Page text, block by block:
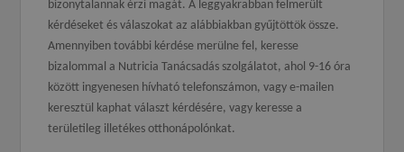
bizonytalannak érzi magát. A leggyakrabban felmerült
kérdéseket és válaszokat az alábbiakban gyűjtöttök össze.
Amennyiben további kérdése merülne fel, keresse
bizalommal a Nutricia Tanácsadás szolgálatot, ahol 9-16 óra
között ingyenesen hívható telefonszámon, vagy e-mailen
keresztül kaphat választ kérdésére, vagy keresse a
területileg illetékes otthonápolónkat.